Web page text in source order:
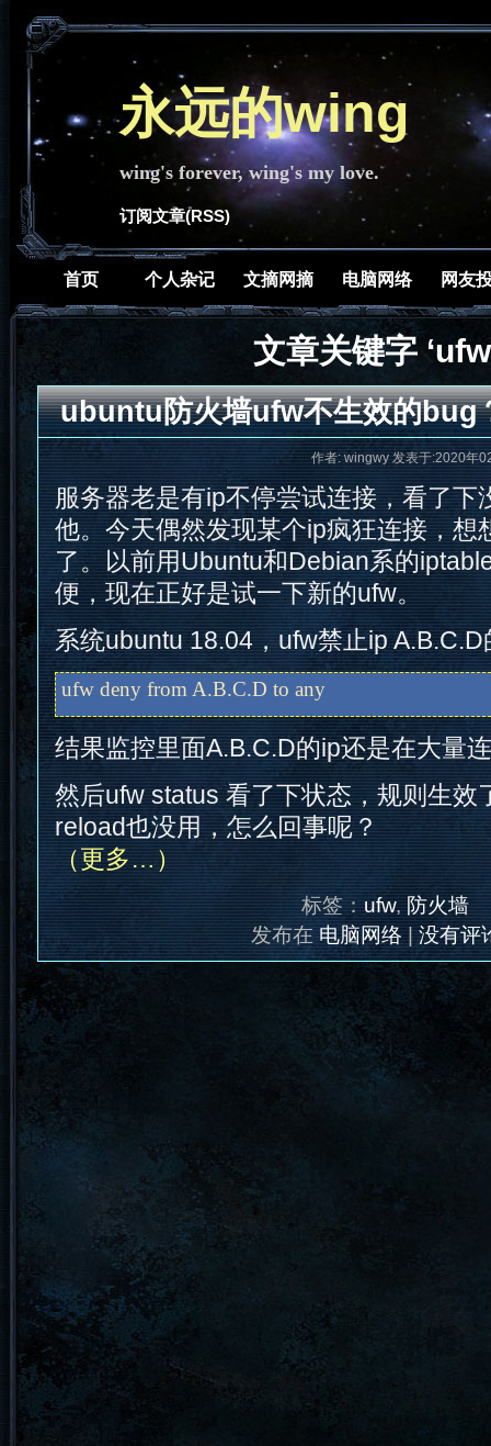
永远的wing
wing's forever, wing's my love.
订阅文章(RSS)
首页 个人杂记 文摘网摘 电脑网络 网友
文章关键字
ubuntu防火墙ufw不生效的bug
作者: wingwy 发表于:2020年
服务器老是有ip不停尝试连接，看了下
他。今天偶然发现某个ip疯狂连接，想
了。以前用Ubuntu和Debian系的
便，现在正好是试一下新的ufw。
系统ubuntu 18.04，ufw禁止ip A.B.C.D
ufw deny from A.B.C.D to any
结果监控里面A.B.C.D的ip还是在大量
然后ufw status 看了下状态，规则生效
reload也没用，怎么回事呢？
（更多…）
标签： ufw, 防火墙
发布在 电脑网络 |没有评